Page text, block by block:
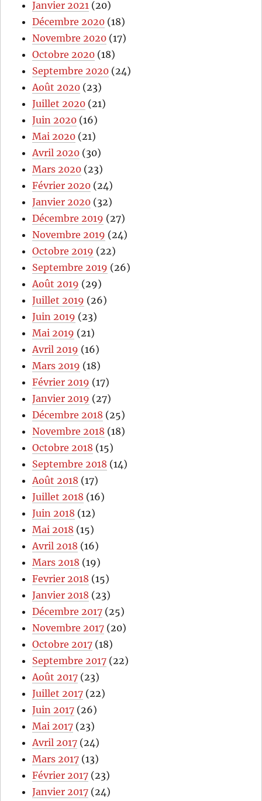
Janvier 2021 (20)
Décembre 2020 (18)
Novembre 2020 (17)
Octobre 2020 (18)
Septembre 2020 (24)
Août 2020 (23)
Juillet 2020 (21)
Juin 2020 (16)
Mai 2020 (21)
Avril 2020 (30)
Mars 2020 (23)
Février 2020 (24)
Janvier 2020 (32)
Décembre 2019 (27)
Novembre 2019 (24)
Octobre 2019 (22)
Septembre 2019 (26)
Août 2019 (29)
Juillet 2019 (26)
Juin 2019 (23)
Mai 2019 (21)
Avril 2019 (16)
Mars 2019 (18)
Février 2019 (17)
Janvier 2019 (27)
Décembre 2018 (25)
Novembre 2018 (18)
Octobre 2018 (15)
Septembre 2018 (14)
Août 2018 (17)
Juillet 2018 (16)
Juin 2018 (12)
Mai 2018 (15)
Avril 2018 (16)
Mars 2018 (19)
Fevrier 2018 (15)
Janvier 2018 (23)
Décembre 2017 (25)
Novembre 2017 (20)
Octobre 2017 (18)
Septembre 2017 (22)
Août 2017 (23)
Juillet 2017 (22)
Juin 2017 (26)
Mai 2017 (23)
Avril 2017 (24)
Mars 2017 (13)
Février 2017 (23)
Janvier 2017 (24)